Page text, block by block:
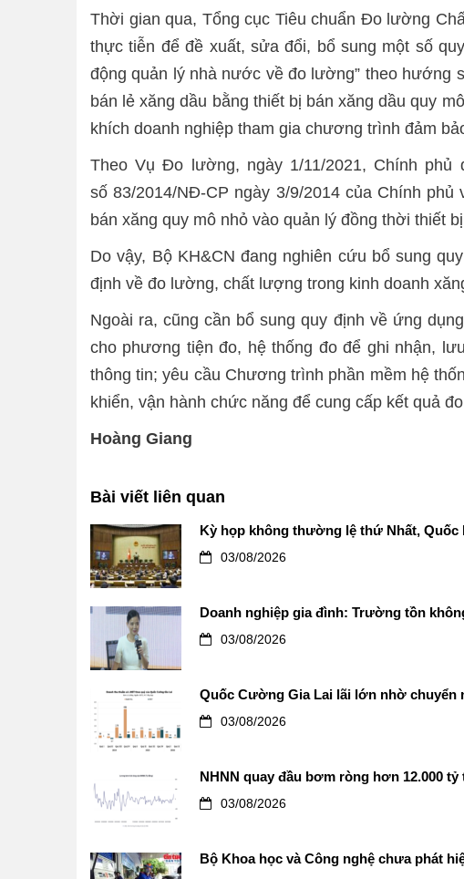
Thời gian qua, Tổng cục Tiêu chuẩn Đo lường
thực tiễn để đề xuất, sửa đổi, bổ sung một số
động quản lý nhà nước về đo lường” theo hướng
bán lẻ xăng dầu bằng thiết bị bán xăng dầu quy
khích doanh nghiệp tham gia chương trình đảm
Theo Vụ Đo lường, ngày 1/11/2021, Chính
số 83/2014/NĐ-CP ngày 3/9/2014 của Chính
bán xăng quy mô nhỏ vào quản lý đồng thời thiết
Do vậy, Bộ KH&CN đang nghiên cứu bổ sung
định về đo lường, chất lượng trong kinh doanh
Ngoài ra, cũng cần bổ sung quy định về ứng
cho phương tiện đo, hệ thống đo để ghi nhận,
thông tin; yêu cầu Chương trình phần mềm hệ
khiển, vận hành chức năng để cung cấp kết quả
Hoàng Giang
Bài viết liên quan
Kỳ họp không thường lệ thứ Nhất, Quốc
03/08/2026
Doanh nghiệp gia đình: Trường tồn
03/08/2026
Quốc Cường Gia Lai lãi lớn nhờ chuyển
03/08/2026
NHNN quay đầu bơm ròng hơn 12.000
03/08/2026
Bộ Khoa học và Công nghệ chưa phát